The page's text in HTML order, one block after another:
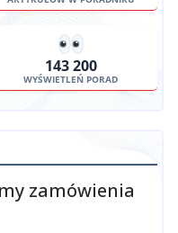
143 200
WYŚWIETLEŃ PORAD
zamówienia